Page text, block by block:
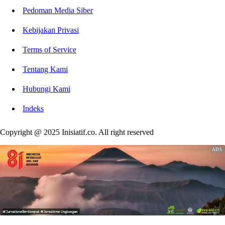
Pedoman Media Siber
Kebijakan Privasi
Terms of Service
Tentang Kami
Hubungi Kami
Indeks
Copyright @ 2025 Inisiatif.co. All right reserved